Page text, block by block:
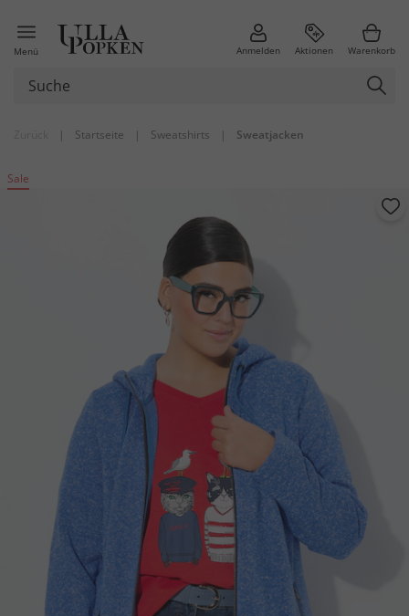
Menü Anmelden Aktionen Warenkorb
| Startseite | Sweatshirts | Sweatjacken
Sale